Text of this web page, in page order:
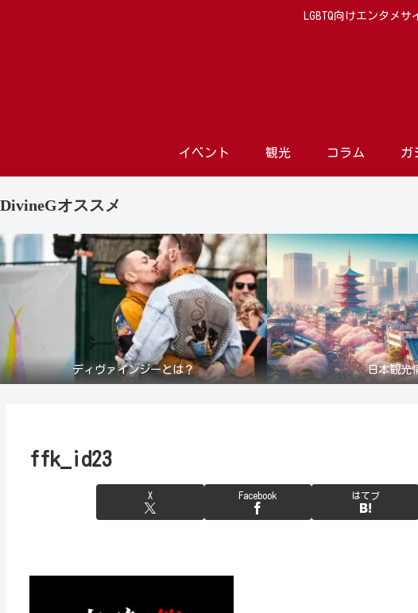
LGBTQ向けエンタメ
イベント 観光 コラム ガ
DivineGオススメ
ディヴァインジーとは？ 日本観光
ffk_id23
X Facebook はてブ